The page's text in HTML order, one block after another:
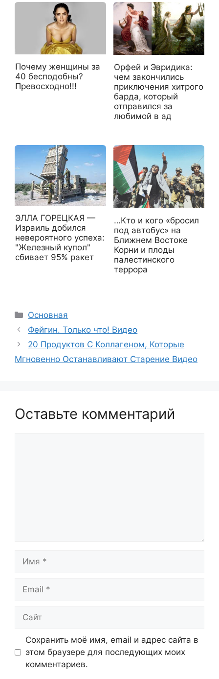
Почему женщины за
40 бесподобны?
Превосходно!!!
Орфей и Эвридика:
чем закончились
приключения хитрого
барда, который
отправился за
любимой в ад
ЭЛЛА ГОРЕЦКАЯ —
Израиль добился
невероятного успеха:
"Железный купол"
сбивает 95% ракет
…Кто и кого «бросил
под автобус» на
Ближнем Востоке
Корни и плоды
палестинского
террора
Рубрики
Основная
Фейгин. Только что! Видео
20 Продуктов С Коллагеном, Которые
Мгновенно Останавливают Старение Видео
Оставьте комментарий
Сохранить моё имя, email и адрес сайта в
этом браузере для последующих моих
комментариев.